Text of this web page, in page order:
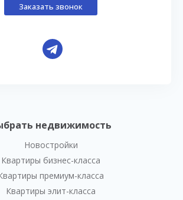
недвижимость
Новостройки
Квартиры бизнес-класса
премиум-класса
Квартиры элит-класса
Заказать звонок